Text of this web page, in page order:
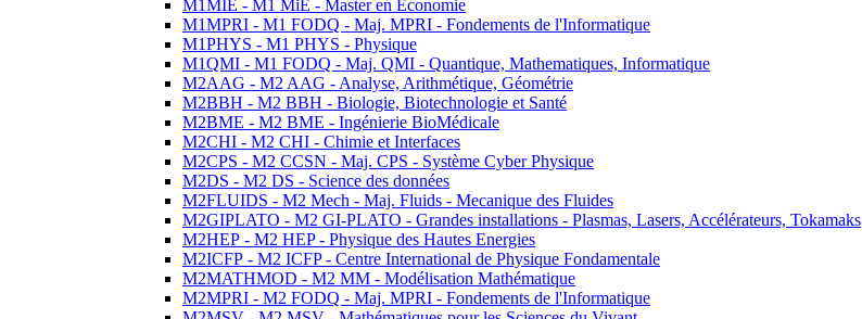
M1MIE - M1 MiE - Master en Economie
M1MPRI - M1 FODQ - Maj. MPRI - Fondements de l'Informatique
M1PHYS - M1 PHYS - Physique
M1QMI - M1 FODQ - Maj. QMI - Quantique, Mathematiques, Informatique
M2AAG - M2 AAG - Analyse, Arithmétique, Géométrie
M2BBH - M2 BBH - Biologie, Biotechnologie et Santé
M2BME - M2 BME - Ingénierie BioMédicale
M2CHI - M2 CHI - Chimie et Interfaces
M2CPS - M2 CCSN - Maj. CPS - Système Cyber Physique
M2DS - M2 DS - Science des données
M2FLUIDS - M2 Mech - Maj. Fluids - Mecanique des Fluides
M2GIPLATO - M2 GI-PLATO - Grandes installations - Plasmas, Lasers, Accélérateurs, Tokamaks
M2HEP - M2 HEP - Physique des Hautes Energies
M2ICFP - M2 ICFP - Centre International de Physique Fondamentale
M2MATHMOD - M2 MM - Modélisation Mathématique
M2MPRI - M2 FODQ - Maj. MPRI - Fondements de l'Informatique